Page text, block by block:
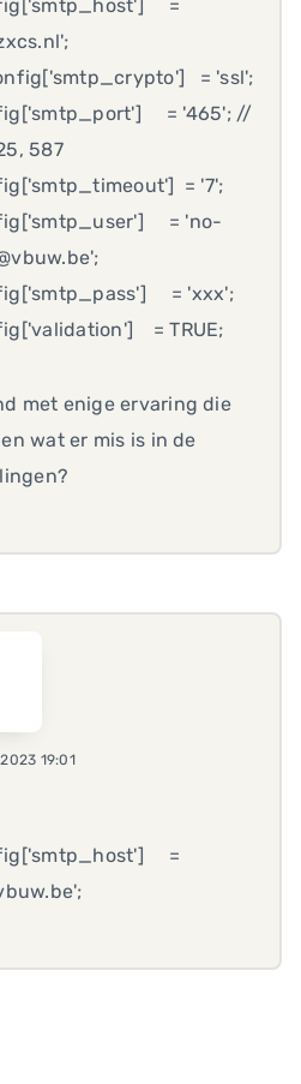
=
= 'ssl';
= '465'; //
587
= '7';
= 'no-
= 'xxx';
= TRUE;
met enige ervaring die
wat er mis is in de
19:01
=